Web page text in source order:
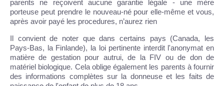
parents ne reçoivent aucune garantie légale - une mère
porteuse peut prendre le nouveau-né pour elle-même et vous,
après avoir payé les procedures, n’aurez rien
Il convient de noter que dans certains pays (Canada, les
Pays-Bas, la Finlande), la loi pertinente interdit l'anonymat en
matière de gestation pour autrui, de la FIV ou de don de
matériel biologique. Cela oblige également les parents à fournir
des informations complètes sur la donneuse et les faits de